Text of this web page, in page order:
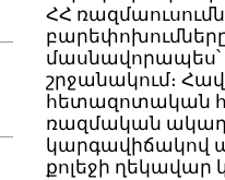
ՀՀ
բարեփոխումները
մասնավորապես՝
շրջանակում։
հետազոտական
ռազմական
կարգավիճակով
քոլեջի